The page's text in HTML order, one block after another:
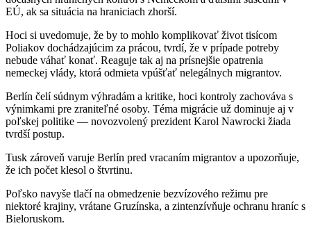
EÚ, ak sa situácia na hraniciach zhorší.
Hoci si uvedomuje, že by to mohlo komplikovať život tisícom
Poliakov dochádzajúcim za prácou, tvrdí, že v prípade potreby
nebude váhať konať. Reaguje tak aj na prísnejšie opatrenia
nemeckej vlády, ktorá odmieta vpúšťať nelegálnych migrantov.
Berlín čelí súdnym výhradám a kritike, hoci kontroly zachováva s
výnimkami pre zraniteľné osoby. Téma migrácie už dominuje aj v
poľskej politike — novozvolený prezident Karol Nawrocki žiada
tvrdší postup.
Tusk zároveň varuje Berlín pred vracaním migrantov a upozorňuje,
že ich počet klesol o štvrtinu.
Poľsko navyše tlačí na obmedzenie bezvízového režimu pre
niektoré krajiny, vrátane Gruzínska, a zintenzívňuje ochranu hraníc s
Bieloruskom.